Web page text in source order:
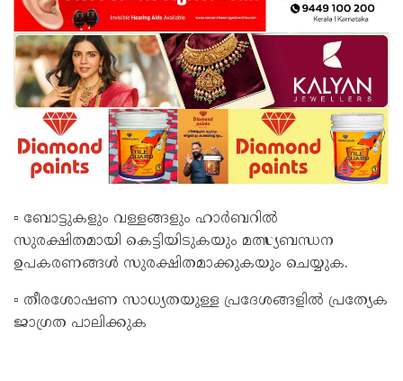
▫️ ബോട്ടുകളും വള്ളങ്ങളും ഹാർബറിൽ
സുരക്ഷിതമായി കെട്ടിയിടുകയും മത്സ്യബന്ധന
ഉപകരണങ്ങൾ സുരക്ഷിതമാക്കുകയും ചെയ്യുക.
▫️ തീരശോഷണ സാധ്യതയുള്ള പ്രദേശങ്ങളിൽ പ്രത്യേക
ജാഗ്രത പാലിക്കുക